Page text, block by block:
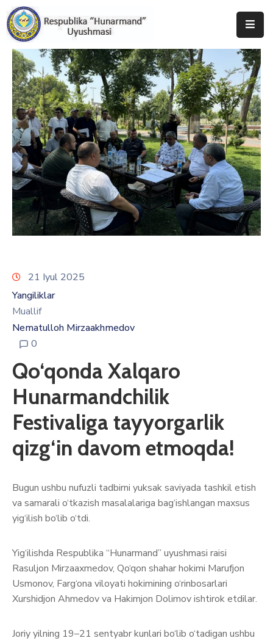
Bosh
Sahifa
Uyushma
Haqida
Tadbirlar
Milliy
Katalog
Matbuot
Xizmati
21 Iyul 2025
Yangiliklar
Muallif
Nematulloh Mirzaakhmedov
0
Qo‘qonda Xalqaro
Hunarmandchilik
Festivaliga tayyorgarlik
qizg‘in davom etmoqda!
Bugun ushbu nufuzli tadbirni yuksak saviyada tashkil etish
va samarali o‘tkazish masalalariga bag‘ishlangan maxsus
yig‘ilish bo‘lib o‘tdi.
Yig‘ilishda Respublika “Hunarmand” uyushmasi raisi
Rasuljon Mirzaaxmedov, Qo‘qon shahar hokimi Marufjon
Usmonov, Farg‘ona viloyati hokimining o‘rinbosarlari
Xurshidjon Ahmedov va Hakimjon Dolimov ishtirok etdilar.
Joriy yilning 19–21 sentyabr kunlari bo‘lib o‘tadigan ushbu